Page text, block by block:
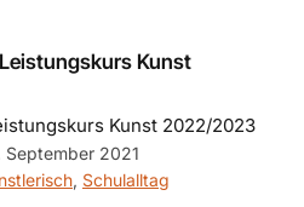
Kunst
Kunst 2022/2023
September 2021
, Schulalltag